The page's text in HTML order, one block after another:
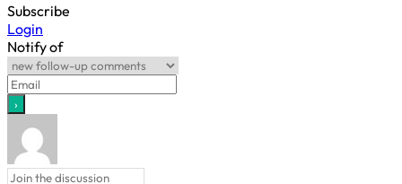
Subscribe
Login
Notify of